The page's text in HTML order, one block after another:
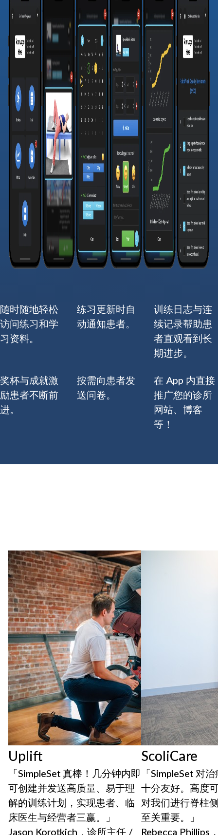
随时随地轻松
访问练习和学
习资料。
练习更新时自
动通知患者。
训练日志与连
续记录帮助患
者直观看到长
期进步。
奖杯与成就激
励患者不断前
进。
按需向患者发
送问卷。
在 App 内直接
推广您的诊所
网站、博客
等！
Uplift
「SimpleSet 真棒！几分钟内即
可创建并发送高质量、易于理
解的训练计划，实现患者、临
床医生与经营者三赢。」
Jason Korotkich，诊所主任 /
ScoliCare
「SimpleSet 对
十分友好。高度
对我们进行脊柱
至关重要。」
Rebecca Phillips